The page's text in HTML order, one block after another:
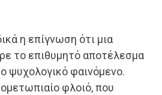
η επίγνωση ότι μια
το επιθυμητό αποτέλεσμα
ψυχολογικό φαινόμενο.
φλοιό, που